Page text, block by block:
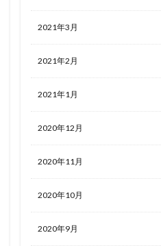
2021年3月
2021年2月
2021年1月
2020年12月
2020年11月
2020年10月
2020年9月